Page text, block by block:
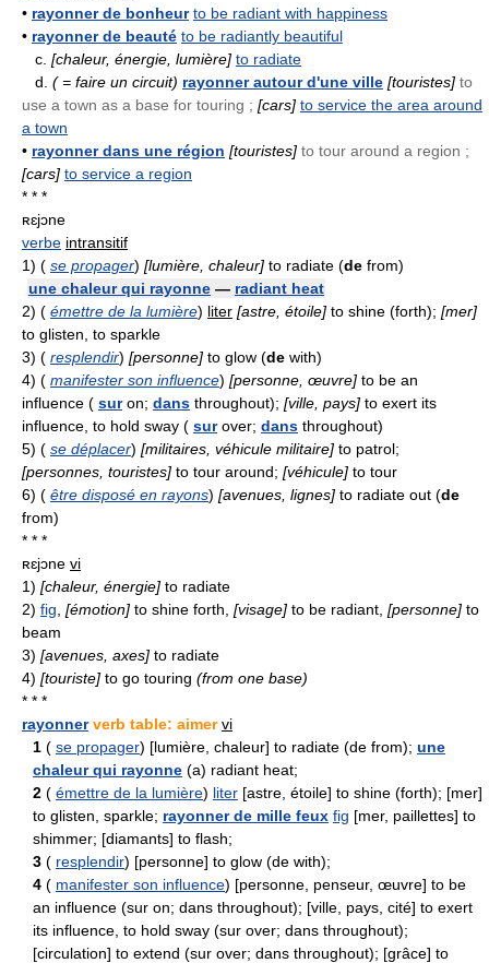
• rayonner de bonheur to be radiant with happiness
• rayonner de beauté to be radiantly beautiful
c. [chaleur, énergie, lumière] to radiate
d. ( = faire un circuit) rayonner autour d'une ville [touristes] to
use a town as a base for touring ; [cars] to service the area around
a town
• rayonner dans une région [touristes] to tour around a region ;
[cars] to service a region
* * *
ʀɛjɔne
verbe intransitif
1) ( se propager) [lumière, chaleur] to radiate (de from)
une chaleur qui rayonne — radiant heat
2) ( émettre de la lumière) liter [astre, étoile] to shine (forth); [mer]
to glisten, to sparkle
3) ( resplendir) [personne] to glow (de with)
4) ( manifester son influence) [personne, œuvre] to be an
influence ( suron; dans throughout); [ville, pays] to exert its
influence, to hold sway ( surover; dans throughout)
5) ( se déplacer) [militaires, véhicule militaire] to patrol;
[personnes, touristes] to tour around; [véhicule] to tour
6) ( être disposé en rayons) [avenues, lignes] to radiate out (de
from)
* * *
ʀɛjɔne vi
1) [chaleur, énergie] to radiate
2) fig [émotion] to shine forth, [visage] to be radiant, [personne] to
beam
3) [avenues, axes] to radiate
4) [touriste] to go touring (from one base)
* * *
rayonner verb table: aimer vi
1 ( se propager) [lumière, chaleur] to radiate (de from); une
chaleur qui rayonne (a) radiant heat;
2 ( émettre de la lumière) liter [astre, étoile] to shine (forth); [mer]
to glisten, sparkle; rayonner de mille feux fig [mer, paillettes] to
shimmer; [diamants] to flash;
3 ( resplendir) [personne] to glow (de with);
4 ( manifester son influence) [personne, penseur, œuvre] to be
an influence (sur on; dans throughout); [ville, pays, cité] to exert
its influence, to hold sway (sur over; dans throughout);
[circulation] to extend (sur over; dans throughout); [grâce] to